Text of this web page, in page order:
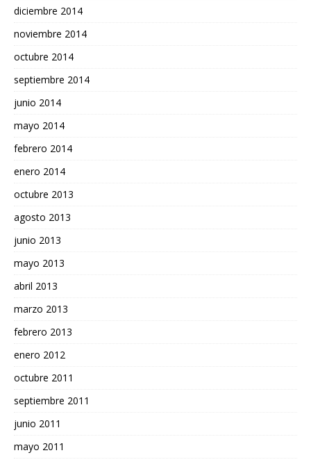
diciembre 2014
noviembre 2014
octubre 2014
septiembre 2014
junio 2014
mayo 2014
febrero 2014
enero 2014
octubre 2013
agosto 2013
junio 2013
mayo 2013
abril 2013
marzo 2013
febrero 2013
enero 2012
octubre 2011
septiembre 2011
junio 2011
mayo 2011